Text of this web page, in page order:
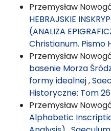
Przemysław
HEBRAJSKIE
(ANALIZA
Christianum. Pismo
Przemysław
basenie Morza
formy idealnej,
Historyczne: Tom
Przemysław
Alphabetic